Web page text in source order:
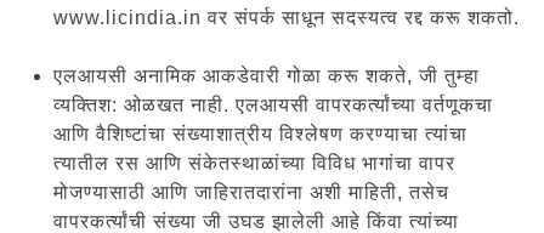
www.licindia.in वर संपर्क साधून सदस्यत्व रद्द करू शकतो.
एलआयसी अनामिक आकडेवारी गोळा करू शकते, जी तुम्हा
व्यक्तिश: ओळखत नाही. एलआयसी वापरकर्त्यांच्या वर्तणूकचा
आणि वैशिष्टांचा संख्याशात्रीय विश्लेषण करण्याचा त्यांचा
त्यातील रस आणि संकेतस्थाळांच्या विविध भागांचा वापर
मोजण्यासाठी आणि जाहिरातदारांना अशी माहिती, तसेच
वापरकर्त्यांची संख्या जी उघड झालेली आहे किंवा त्यांच्या